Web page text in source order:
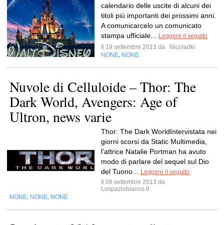
calendario delle uscite di alcuni dei
titoli più importanti dei prossimi anni.
A comunicarcelo un comunicato
stampa ufficiale...
Leggere il seguito
Il 19 settembre 2013 da
Nicoladki
NONE NONE
Nuvole di Celluloide – Thor: The
Dark World, Avengers: Age of
Ultron, news varie
Thor: The Dark WorldIntervistata nei
giorni scorsi da Static Multimedia,
l’attrice Natalie Portman ha avuto
modo di parlare del sequel sul Dio
del Tuono...
Leggere il seguito
Il 08 settembre 2013 da
Lospaziobianco.it
NONE NONE NONE